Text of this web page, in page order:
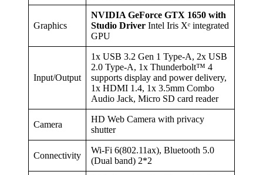
Graphics
NVIDIA GeForce GTX 1650 with
Studio Driver Intel Iris Xᵉ integrated
GPU
Input/Output
1x USB 3.2 Gen 1 Type-A, 2x USB
2.0 Type-A, 1x Thunderbolt™ 4
supports display and power delivery,
1x HDMI 1.4, 1x 3.5mm Combo
Audio Jack, Micro SD card reader
Camera
HD Web Camera with privacy
shutter
Connectivity
Wi-Fi 6(802.11ax), Bluetooth 5.0
(Dual band) 2*2